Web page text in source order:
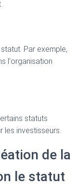
Par exemple,
l'organisation
statuts
les investisseurs.
de la
le statut